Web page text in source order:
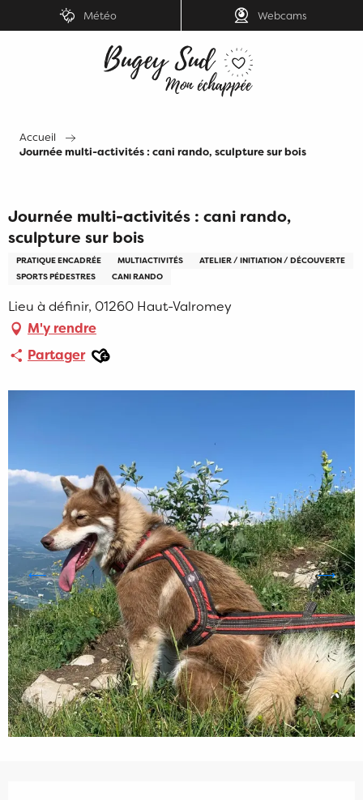
au
Météo Webcams
Accueil
Journée multi-activités : cani rando, sculpture sur bois
Journée multi-activités : cani rando,
sculpture sur bois
PRATIQUE ENCADRÉE MULTIACTIVITÉS
ATELIER / INITIATION / DÉCOUVERTE
SPORTS PÉDESTRES
CANI RANDO
Lieu à définir, 01260 Haut-Valromey
M'y rendre
PartagerAjouter aux favoris